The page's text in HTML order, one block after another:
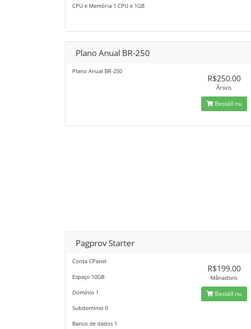
CPU e Memória 1 CPU e 1GB
Plano Anual BR-250
Plano Anual BR-250
R$250.00
Årsvis
Beställ nu
Pagprov Starter
Conta CPanel
Espaço 10GB
Domínio 1
Subdominio 0
Banco de dados 1
R$199.00
Månadsvis
Beställ nu